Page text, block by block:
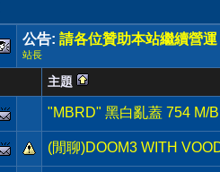
公告: 請各位贊助本站繼續營運
站長
主題
"MBRD" 黑白亂蓋 754 M/
(閒聊)DOOM3 WITH